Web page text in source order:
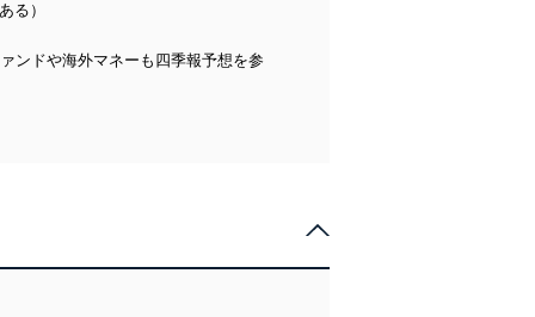
る）
ンドや海外マネーも四季報予想を参